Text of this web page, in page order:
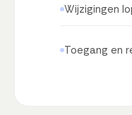
Wijzigingen
Toegang en